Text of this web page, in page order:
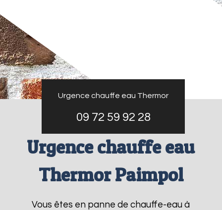
Urgence chauffe eau Thermor
09 72 59 92 28
Urgence chauffe eau
Thermor Paimpol
Vous êtes en panne de chauffe-eau à